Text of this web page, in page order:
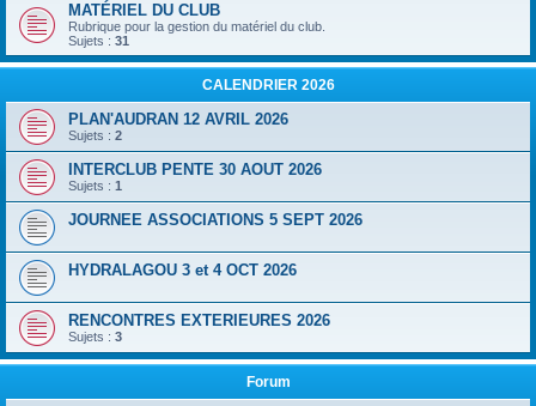
MATÉRIEL DU CLUB
Rubrique pour la gestion du matériel du club.
Sujets : 31
CALENDRIER 2026
PLAN'AUDRAN 12 AVRIL 2026
Sujets : 2
INTERCLUB PENTE 30 AOUT 2026
Sujets : 1
JOURNEE ASSOCIATIONS 5 SEPT 2026
HYDRALAGOU 3 et 4 OCT 2026
RENCONTRES EXTERIEURES 2026
Sujets : 3
Forum